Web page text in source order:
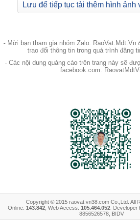
Lưu để tiếp tục tải thêm hình ảnh
- Mời bạn tham gia nhóm Zalo: RaoVat.Mdt.Vn
trao đổi thông tin trong quá trình đăng
- Các nội dung quảng cáo trên trang này sẽ
facebook.com:
Copyright © 2015 raovat.vn38.com Co.,Ltd. All
Online: 143.842 , Web Access: 105.464.052 .
8856526578, BIDV